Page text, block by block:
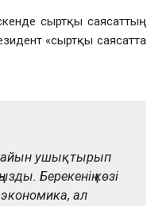
сыртқы саясаттың
«сыртқы саясатта
сайын ушықтырып
Берекенің көзі
экономика, ал